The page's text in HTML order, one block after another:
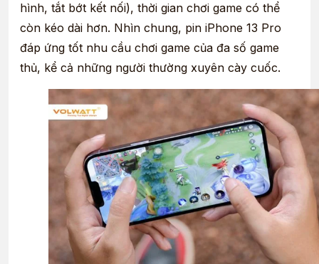
hình, tắt bớt kết nối), thời gian chơi game có thể
còn kéo dài hơn. Nhìn chung, pin iPhone 13 Pro
đáp ứng tốt nhu cầu chơi game của đa số game
thủ, kể cả những người thường xuyên cày cuốc.